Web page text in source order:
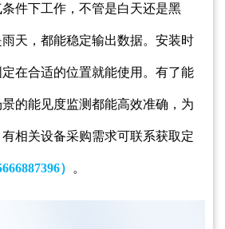
件下工作，不管是白天还是黑
天，都能稳定输出数据。安装时
在合适的位置就能使用。有了能
的能见度监测都能高效准确，为
有相关设备采购需求可联系获取定
） 。